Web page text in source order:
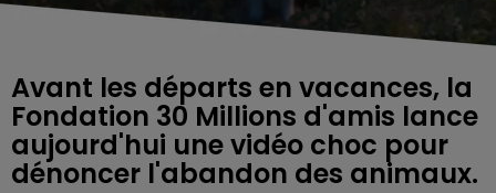
Avant les départs en vacances, la
Fondation 30 Millions d'amis lance
aujourd'hui une vidéo choc pour
dénoncer l'abandon des animaux.